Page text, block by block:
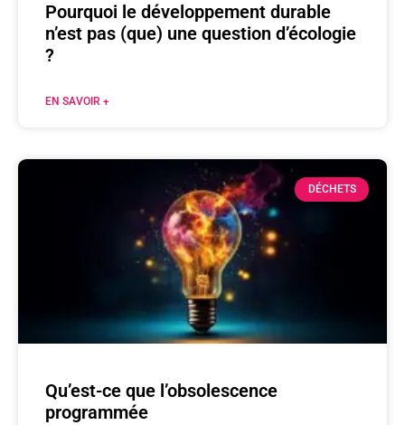
Pourquoi le développement durable
n’est pas (que) une question d’écologie
?
EN SAVOIR +
DÉCHETS
Qu’est-ce que l’obsolescence
programmée